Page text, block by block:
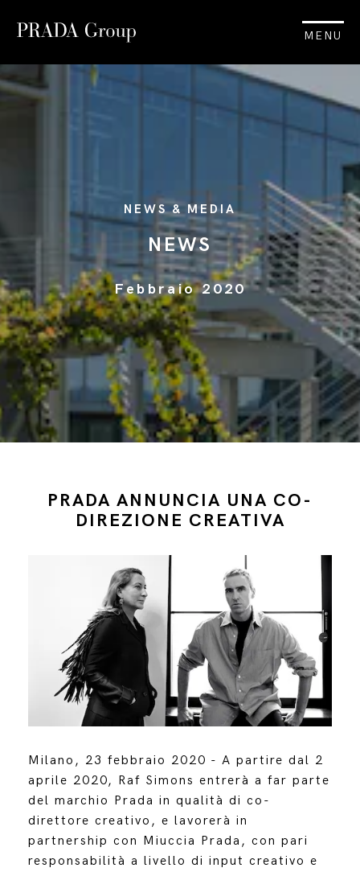
MENU
NEWS & MEDIA
NEWS
Febbraio 2020
PRADA ANNUNCIA UNA CO-
DIREZIONE CREATIVA
Milano, 23 febbraio 2020 - A partire dal 2
aprile 2020, Raf Simons entrerà a far parte
del marchio Prada in qualità di co-
direttore creativo, e lavorerà in
partnership con Miuccia Prada, con pari
responsabilità a livello di input creativo e